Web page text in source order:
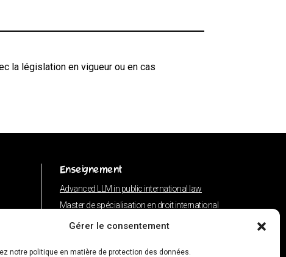
Gérer le consentement
notre politique en matière de protection des données.
la législation en vigueur ou en cas
Enseignement
Advanced LLM in public international law
Master de spécialisation en droit international
Concours de plaidoiries public